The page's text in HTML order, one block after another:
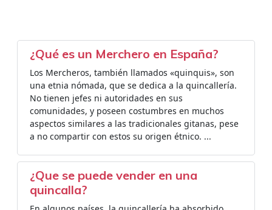
¿Qué es un Merchero en España?
Los Mercheros, también llamados «quinquis», son
una etnia nómada, que se dedica a la quincallería.
No tienen jefes ni autoridades en sus
comunidades, y poseen costumbres en muchos
aspectos similares a las tradicionales gitanas, pese
a no compartir con estos su origen étnico. ...
¿Que se puede vender en una
quincalla?